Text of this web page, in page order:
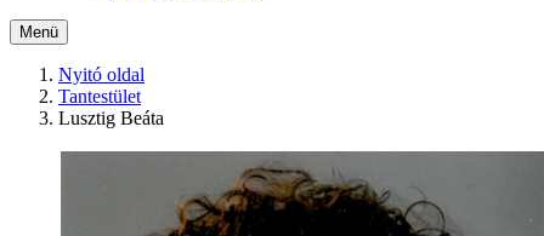
Menü
Nyitó oldal
Tantestület
Lusztig Beáta